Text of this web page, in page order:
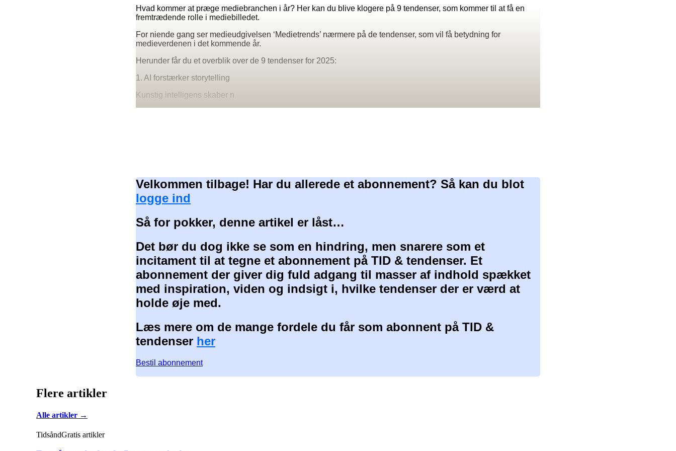
Hvad kommer at præge mediebranchen i år? Her kan du blive klogere på 9 tendenser, som kommer til at få en
fremtrædende rolle i mediebilledet.
For niende gang ser medieudgivelsen ‘Medietrends’ nærmere på de tendenser, som vil få betydning for
medieverdenen i det kommende år.
Herunder får du et overblik over de 9 tendenser for 2025:
1. AI forstærker storytelling
Kunstig intelligens skaber n
Velkommen tilbage! Har du allerede et abonnement? Så kan du blot
logge ind
Så for pokker, denne artikel er låst…
Det bør du dog ikke se som en hindring, men snarere som et
incitament til at tegne et abonnement på TID & tendenser. Et
abonnement der giver dig fuld adgang til masser af indhold spækket
med inspiration, viden og indsigt i, hvilke tendenser der er værd at
holde øje med.
Læs mere om de mange fordele du får som abonnent på TID &
tendenser her
Bestil abonnement
Flere artikler
Alle artikler →
TidsåndGratis artikler